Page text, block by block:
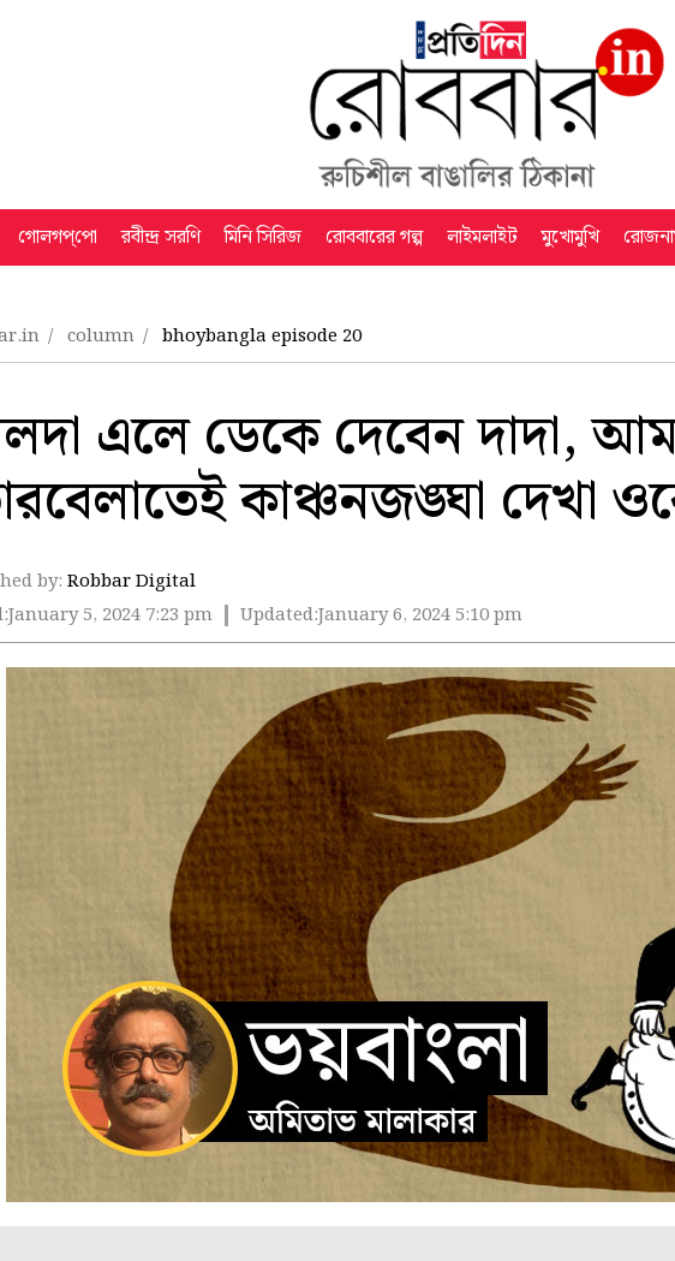
গোলগপ্‌পো রবীন্দ্র সরণি মিনি সিরিজ রোববারের গল্প লাইমলাইট মুখোমুখি
column bhoybangla episode 20
এলে ডেকে দেবেন দাদা,
কাঞ্চনজঙ্ঘা দেখা
by: Robbar Digital
January 5, 2024 7:23 pm Updated:January 6, 2024 5:10 pm